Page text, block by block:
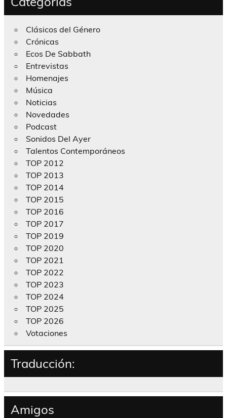
Clásicos del Género
Crónicas
Ecos De Sabbath
Entrevistas
Homenajes
Música
Noticias
Novedades
Podcast
Sonidos Del Ayer
Talentos Contemporáneos
TOP 2012
TOP 2013
TOP 2014
TOP 2015
TOP 2016
TOP 2017
TOP 2019
TOP 2020
TOP 2021
TOP 2022
TOP 2023
TOP 2024
TOP 2025
TOP 2026
Votaciones
Traducción:
Amigos